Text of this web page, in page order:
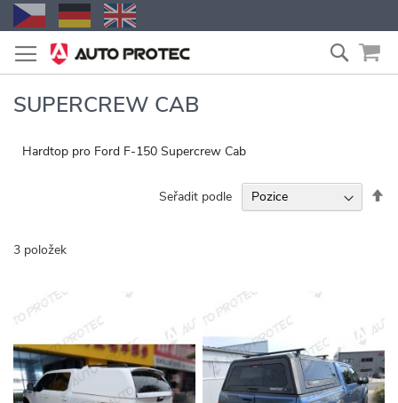
Přejít
na
obsah
SUPERCREW CAB
Hardtop pro Ford F-150 Supercrew Cab
3 položek
Seřadit podle